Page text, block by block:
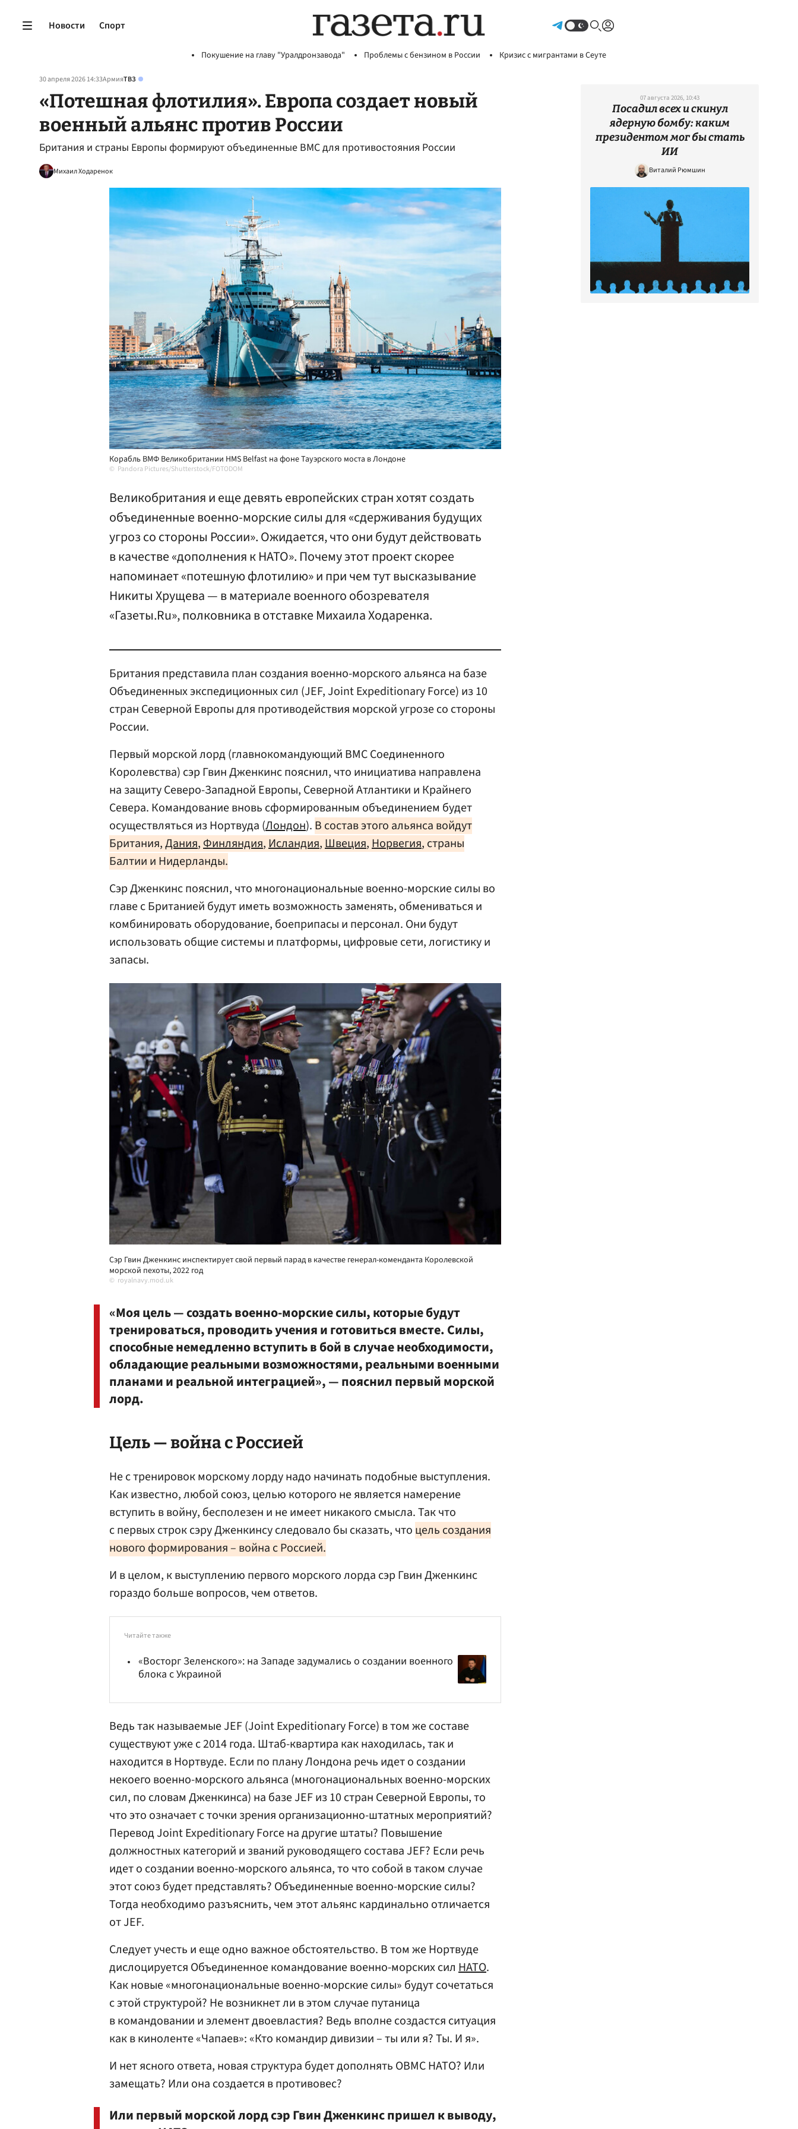
Новости Спорт
Покушение на главу "Уралдронзавода" Проблемы с бензином в России Кризис с мигрантами в Сеуте
30 апреля 2026 14:33АрмияТВЗ
«Потешная флотилия». Европа создает новый
военный альянс против России
Британия и страны Европы формируют объединенные ВМС для противостояния России
Михаил Ходаренок
Корабль ВМФ Великобритании HMS Belfast на фоне Тауэрского моста в Лондоне
Pandora Pictures/Shutterstock/FOTODOM
Великобритания и еще девять европейских стран хотят создать
объединенные военно-морские силы для «сдерживания будущих
угроз со стороны России». Ожидается, что они будут действовать
в качестве «дополнения к НАТО». Почему этот проект скорее
напоминает «потешную флотилию» и при чем тут высказывание
Никиты Хрущева — в материале военного обозревателя
«Газеты.Ru», полковника в отставке Михаила Ходаренка.
Британия представила план создания военно-морского альянса на базе
Объединенных экспедиционных сил (JEF, Joint Expeditionary Force) из 10
стран Северной Европы для противодействия морской угрозе со стороны
России.
Первый морской лорд (главнокомандующий ВМС Соединенного
Королевства) сэр Гвин Дженкинс пояснил, что инициатива направлена
на защиту Северо-Западной Европы, Северной Атлантики и Крайнего
Севера. Командование вновь сформированным объединением будет
осуществляться из Нортвуда (Лондон). В состав этого альянса войдут
Британия,Дания,Финляндия,Исландия,Швеция,Норвегия, страны
Балтии и Нидерланды.
Сэр Дженкинс пояснил, что многонациональные военно-морские силы во
главе с Британией будут иметь возможность заменять, обмениваться и
комбинировать оборудование, боеприпасы и персонал. Они будут
использовать общие системы и платформы, цифровые сети, логистику и
запасы.
Сэр Гвин Дженкинс инспектирует свой первый парад в качестве генерал-коменданта Королевской
морской пехоты, 2022 год
royalnavy.mod.uk
«Моя цель — создать военно-морские силы, которые будут
тренироваться, проводить учения и готовиться вместе. Силы,
способные немедленно вступить в бой в случае необходимости,
обладающие реальными возможностями, реальными военными
планами и реальной интеграцией», — пояснил первый морской
лорд.
Цель — война с Россией
Не с тренировок морскому лорду надо начинать подобные выступления.
Как известно, любой союз, целью которого не является намерение
вступить в войну, бесполезен и не имеет никакого смысла. Так что
с первых строк сэру Дженкинсу следовало бы сказать, что цель создания
нового формирования – война с Россией.
И в целом, к выступлению первого морского лорда сэр Гвин Дженкинс
гораздо больше вопросов, чем ответов.
Читайте также
«Восторг Зеленского»: на Западе задумались о создании военного
блока с Украиной
Ведь так называемые JEF (Joint Expeditionary Force) в том же составе
существуют уже с 2014 года. Штаб-квартира как находилась, так и
находится в Нортвуде. Если по плану Лондона речь идет о создании
некоего военно-морского альянса (многонациональных военно-морских
сил, по словам Дженкинса) на базе JEF из 10 стран Северной Европы, то
что это означает с точки зрения организационно-штатных мероприятий?
Перевод Joint Expeditionary Force на другие штаты? Повышение
должностных категорий и званий руководящего состава JEF? Если речь
идет о создании военно-морского альянса, то что собой в таком случае
этот союз будет представлять? Объединенные военно-морские силы?
Тогда необходимо разъяснить, чем этот альянс кардинально отличается
от JEF.
Следует учесть и еще одно важное обстоятельство. В том же Нортвуде
дислоцируется Объединенное командование военно-морских сил НАТО.
Как новые «многонациональные военно-морские силы» будут сочетаться
с этой структурой? Не возникнет ли в этом случае путаница
в командовании и элемент двоевластия? Ведь вполне создастся ситуация
как в киноленте «Чапаев»: «Кто командир дивизии – ты или я? Ты. И я».
И нет ясного ответа, новая структура будет дополнять ОВМС НАТО? Или
замещать? Или она создается в противовес?
Или первый морской лорд сэр Гвин Дженкинс пришел к выводу,
07 августа 2026, 10:43
Посадил всех и скинул
ядерную бомбу: каким
президентом мог бы стать
ИИ
Виталий Рюмшин